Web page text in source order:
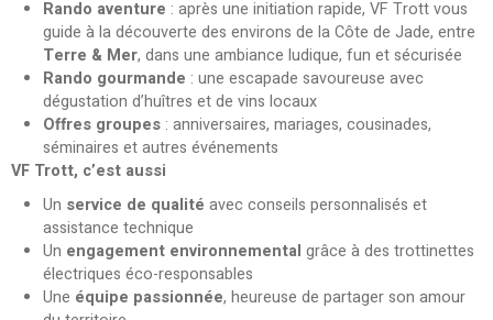
Rando aventure : après une initiation rapide, VF Trott vous
guide à la découverte des environs de la Côte de Jade, entre
Terre & Mer, dans une ambiance ludique, fun et sécurisée
Rando gourmande : une escapade savoureuse avec
dégustation d’huîtres et de vins locaux
Offres groupes: anniversaires, mariages, cousinades,
séminaires et autres événements
VF Trott, c’est aussi
Un service de qualité avec conseils personnalisés et
assistance technique
Un engagement environnemental grâce à des trottinettes
électriques éco-responsables
Une équipe passionnée, heureuse de partager son amour